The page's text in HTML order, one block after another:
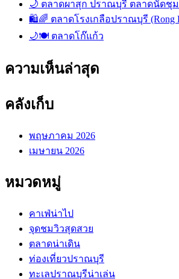
🌙 ตลาดผาสุก ปราณบุรี ตลาดนัดชุ
🛍️🌈 ตลาดโรงเกลือปราณบุรี (Rong
🌙🍽️ ตลาดโก๊แก้ว
ความเห็นล่าสุด
คลังเก็บ
พฤษภาคม 2026
เมษายน 2026
หมวดหมู่
คาเฟ่น่าไป
จุดชมวิวสุดสวย
ตลาดน่าเดิน
ท่องเที่ยวปราณบุรี
ทะเลปราณบุรีน่าเล่น